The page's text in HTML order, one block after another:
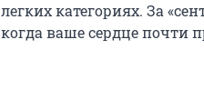
легких категориях. За
когда ваше сердце почти